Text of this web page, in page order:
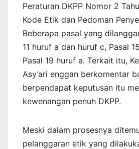
Peraturan DKPP Nomor 2
Kode Etik dan Pedoman
Beberapa pasal yang
11 huruf a dan huruf c, Pasal
Pasal 19 huruf a. Terkait itu,
Asy’ari enggan berkomentar
berpendapat keputusan itu
kewenangan penuh DKPP.
Meski dalam prosesnya
pelanggaran etik yang